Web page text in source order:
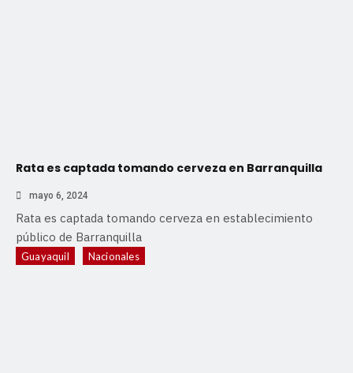
Rata es captada tomando cerveza en Barranquilla
mayo 6, 2024
Rata es captada tomando cerveza en establecimiento
público de Barranquilla
Guayaquil Nacionales